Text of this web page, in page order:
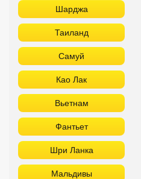
Шарджа
Таиланд
Самуй
Као Лак
Вьетнам
Фантьет
Шри Ланка
Мальдивы